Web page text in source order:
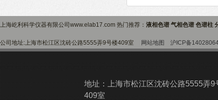
上海屹利科学仪器有限公司www.elab17.com 热门推荐： 液相色谱 气相色谱 色谱柱
公司地址:上海市松江区沈砖公路5555弄9号楼409室 网站地图 沪ICP备
地址：上海市松江区沈砖公路5555弄9
409室